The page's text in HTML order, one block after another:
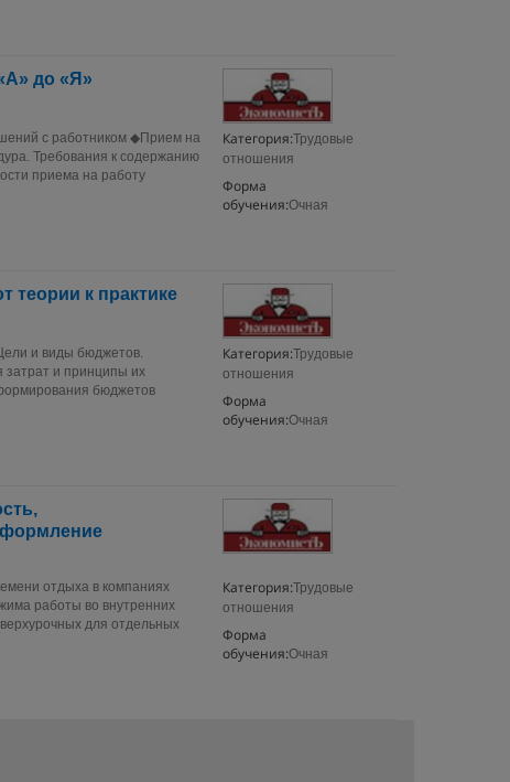
до «Я»
Категория:Трудовые
отношения
Форма
обучения:Очная
с работником ◆Прием на
Требования к содержанию
приема на работу
теории к практике
Категория:Трудовые
отношения
Форма
обучения:Очная
и виды бюджетов.
затрат и принципы их
бюджетов
Категория:Трудовые
отношения
Форма
обучения:Очная
отдыха в компаниях
работы во внутренних
для отдельных